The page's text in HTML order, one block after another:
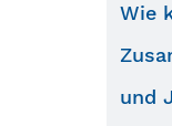
Wie
und